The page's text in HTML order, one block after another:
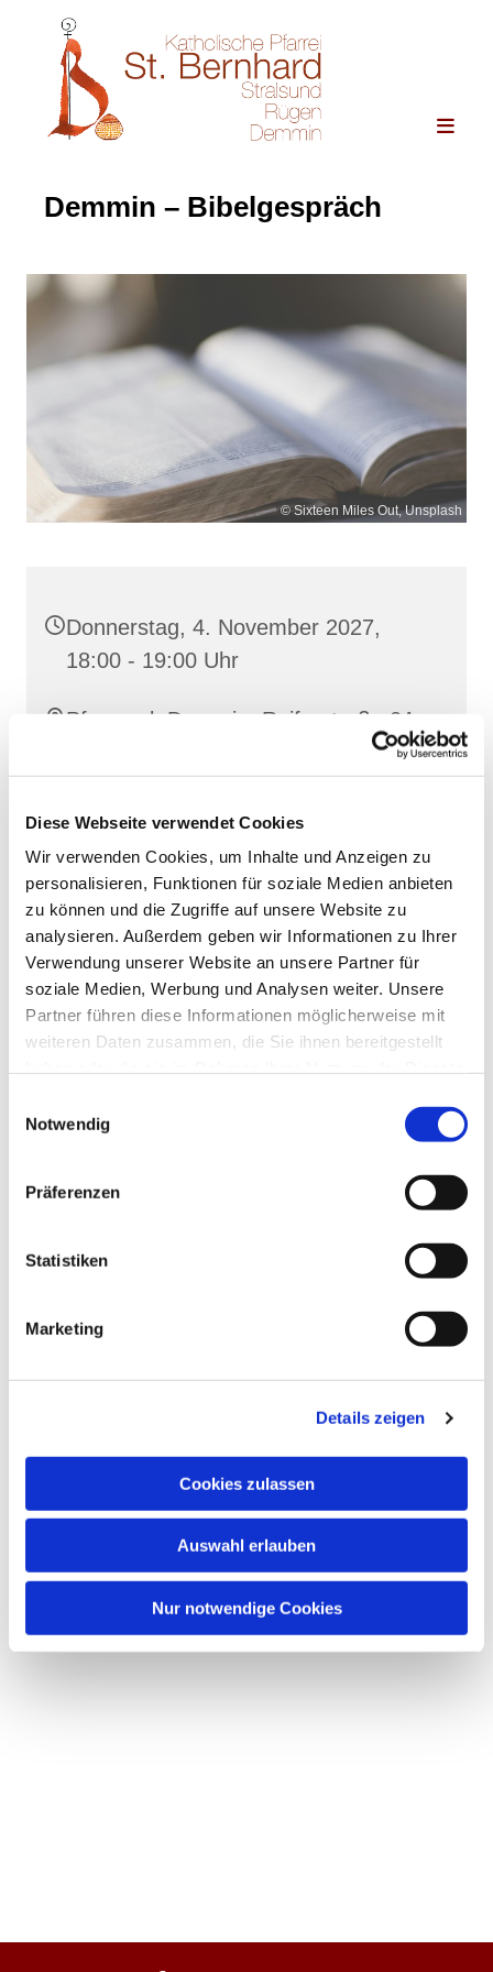
Diese Webseite verwendet Cookies
Wir verwenden Cookies, um Inhalte und Anzeigen zu
personalisieren, Funktionen für soziale Medien anbieten
zu können und die Zugriffe auf unsere Website zu
analysieren. Außerdem geben wir Informationen zu Ihrer
Verwendung unserer Website an unsere Partner für
soziale Medien, Werbung und Analysen weiter. Unsere
Partner führen diese Informationen möglicherweise mit
weiteren Daten zusammen, die Sie ihnen bereitgestellt
Notwendig
Präferenzen
Statistiken
Marketing
Details zeigen
Cookies zulassen
Auswahl erlauben
Nur notwendige Cookies
Demmin – Bibelgespräch
© Sixteen Miles Out, Unsplash
Donnerstag, 4. November 2027,
18:00 - 19:00 Uhr
Pfarrsaal, Demmin, Reiferstraße 2A,